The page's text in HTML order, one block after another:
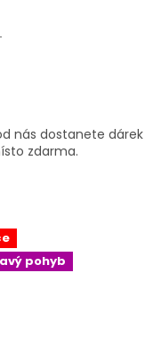
nás dostanete dárek
zdarma.
pohyb